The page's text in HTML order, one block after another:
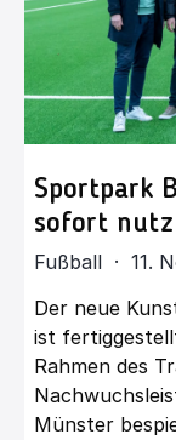
Sportpark
sofort
Fußball · 11.
Der neue
ist
Rahmen des
Münster